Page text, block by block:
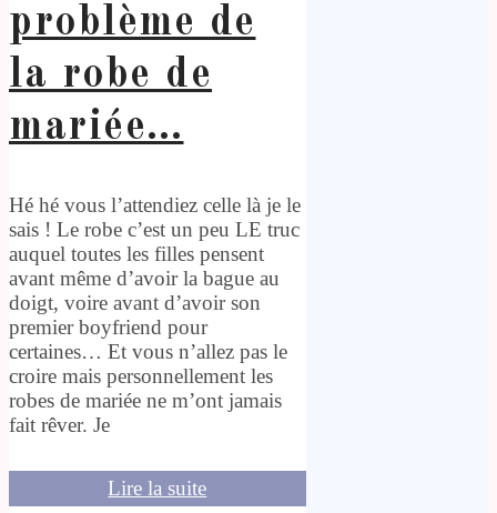
problème de
la robe de
mariée…
Hé hé vous l’attendiez celle là je le
sais ! Le robe c’est un peu LE truc
auquel toutes les filles pensent
avant même d’avoir la bague au
doigt, voire avant d’avoir son
premier boyfriend pour
certaines… Et vous n’allez pas le
croire mais personnellement les
robes de mariée ne m’ont jamais
fait rêver. Je
Lire la suite